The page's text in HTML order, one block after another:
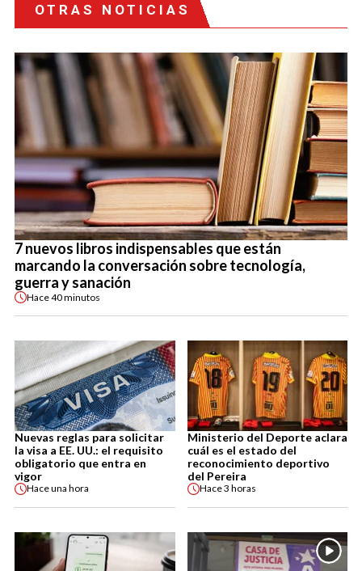
OTRAS NOTICIAS
7 nuevos libros indispensables que están
marcando la conversación sobre tecnología,
guerra y sanación
Hace40 minutos
Nuevas reglas para solicitar
la visa a EE. UU.: el requisito
obligatorio que entra en
vigor
Haceuna hora
Ministerio del Deporte aclara
cuál es el estado del
reconocimiento deportivo
del Pereira
Hace3 horas